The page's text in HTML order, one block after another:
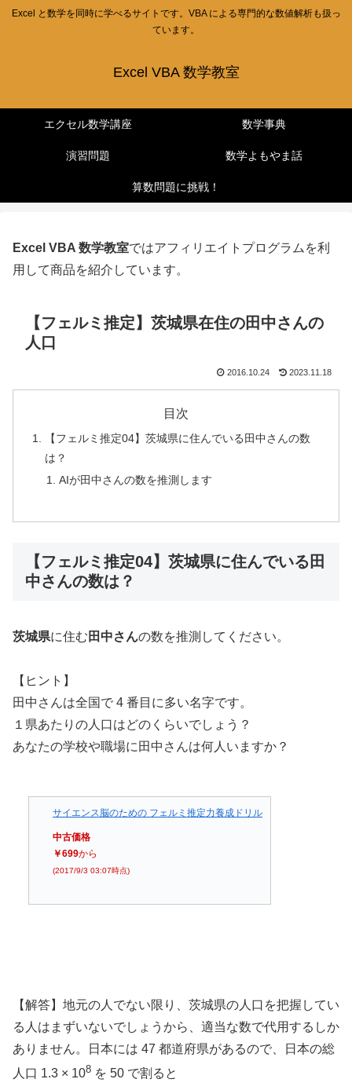
Excel と数学を同時に学べるサイトです。VBA による専門的な数値解析も扱っ
ています。
Excel VBA 数学教室
エクセル数学講座 数学事典
演習問題 数学よもやま話
算数問題に挑戦！
Excel VBA 数学教室ではアフィリエイトプログラムを利
用して商品を紹介しています。
【フェルミ推定】茨城県在住の田中さんの
人口
2016.10.24 2023.11.18
目次
【フェルミ推定04】茨城県に住んでいる田中さんの数
は？
AIが田中さんの数を推測します
【フェルミ推定04】茨城県に住んでいる田
中さんの数は？
茨城県に住む 田中さんの数を推測してください。
【ヒント】
田中さんは全国で 4 番目に多い名字です。
１県あたりの人口はどのくらいでしょう？
あなたの学校や職場に田中さんは何人いますか？
サイエンス脳のための フェルミ推定力養成ドリル
中古価格
￥699から
(2017/9/3 03:07時点)
【解答】地元の人でない限り、茨城県の人口を把握してい
る人はまずいないでしょうから、適当な数で代用するしか
ありません。日本には 47 都道府県があるので、日本の総
人口 1.3 × 108 を 50 で割ると